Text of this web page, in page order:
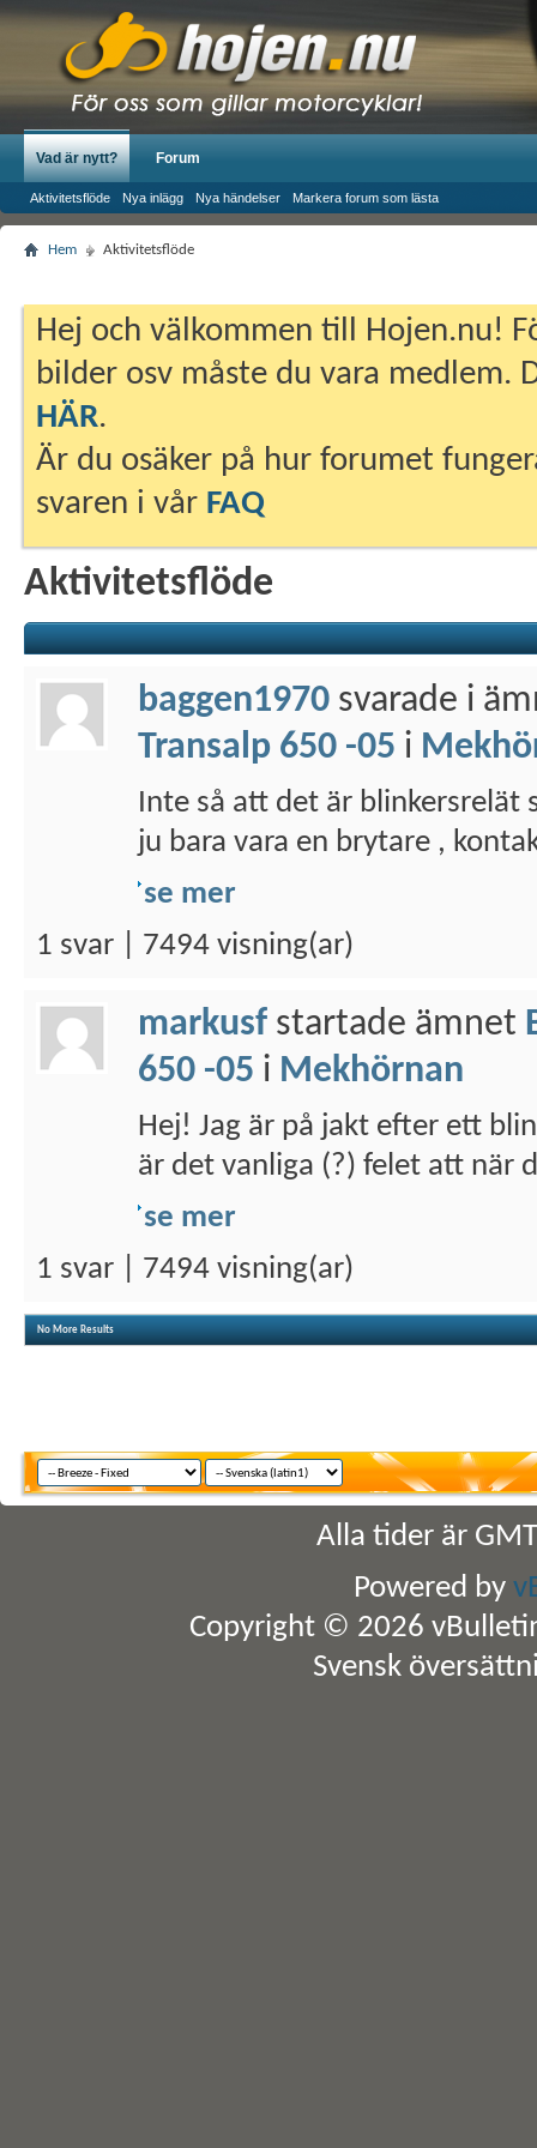
Vad är nytt?
Aktivitetsflöde Nya inlägg Nya händelser Markera forum som lästa
Forum
Hem Aktivitetsflöde
Hej och välkommen till Hojen.nu!
bilder osv måste du vara medlem.
HÄR.
Är du osäker på hur forumet
svaren i vår FAQ
Aktivitetsflöde
baggen1970 svarade i
Transalp 650 -05 i
Inte så att det är blinkersrelät
ju bara vara en brytare ,
se mer
1 svar | 7494 visning(ar)
markusf startade ämnet
650 -05 i Mekhörnan
Hej! Jag är på jakt efter ett
är det vanliga (?) felet att när
se mer
1 svar | 7494 visning(ar)
No More Results
Alla tider är
Powered by
Copyright © 2026
Svensk